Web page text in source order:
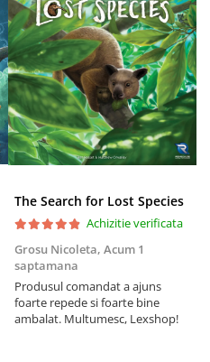
The Search for Lost Species
Achizitie verificata
Grosu Nicoleta, Acum 1
saptamana
Produsul comandat a ajuns
foarte repede si foarte bine
ambalat. Multumesc, Lexshop!